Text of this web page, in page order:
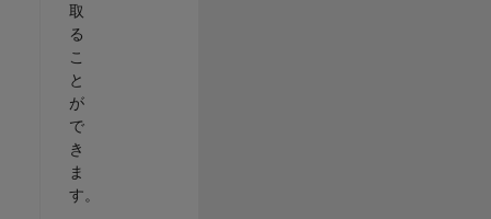
取
る
こ
と
が
で
き
ま
す。